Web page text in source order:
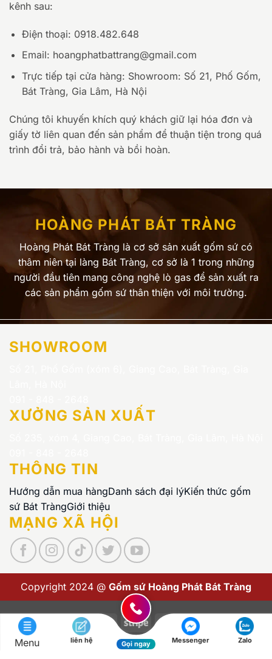
kênh sau:
Điện thoại: 0918.482.648
Email: hoangphatbattrang@gmail.com
Trực tiếp tại cửa hàng: Showroom: Số 21, Phố Gốm,
Bát Tràng, Gia Lâm, Hà Nội
Chúng tôi khuyến khích quý khách giữ lại hóa đơn và
giấy tờ liên quan đến sản phẩm để thuận tiện trong quá
trình đổi trả, bảo hành và bồi hoàn.
HOÀNG PHÁT BÁT TRÀNG
Hoàng Phát Bát Tràng là cơ sở sản xuất gốm sứ có
thâm niên tại làng Bát Tràng, cơ sở là 1 trong những
người đầu tiên mang công nghệ lò gas để sản xuất ra
các sản phẩm gốm sứ thân thiện với môi trường.
SHOWROOM
XƯỞNG SẢN XUẤT
THÔNG TIN
Hướng dẫn mua hàngDanh sách đại lýKiến thức gốm
sứ Bát TràngGiới thiệu
MẠNG XÃ HỘI
Copyright 2024 @ Gốm sứ Hoàng Phát Bát Tràng
Visa PayPal Stripe MasterCardCash
Copyright 2026 © Gốm sứ Hoàng Phát Bát Tràng
Menu liên hệ Gọi ngay Messenger Zalo